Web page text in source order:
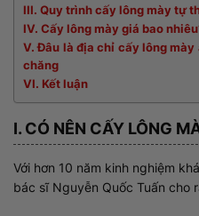
III. Quy trình cấy lông mày tự
IV. Cấy lông mày giá bao
V. Đâu là địa chỉ cấy lông
chăng
VI. Kết luận
I. CÓ NÊN CẤY LÔNG
Với hơn 10 năm kinh nghiệm
bác sĩ Nguyễn Quốc Tuấn cho